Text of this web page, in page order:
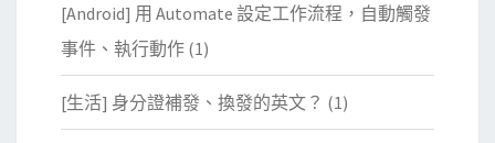
[Android] 用 Automate 設定工作流程，自動觸發
事件、執行動作 (1)
[生活] 身分證補發、換發的英文？ (1)